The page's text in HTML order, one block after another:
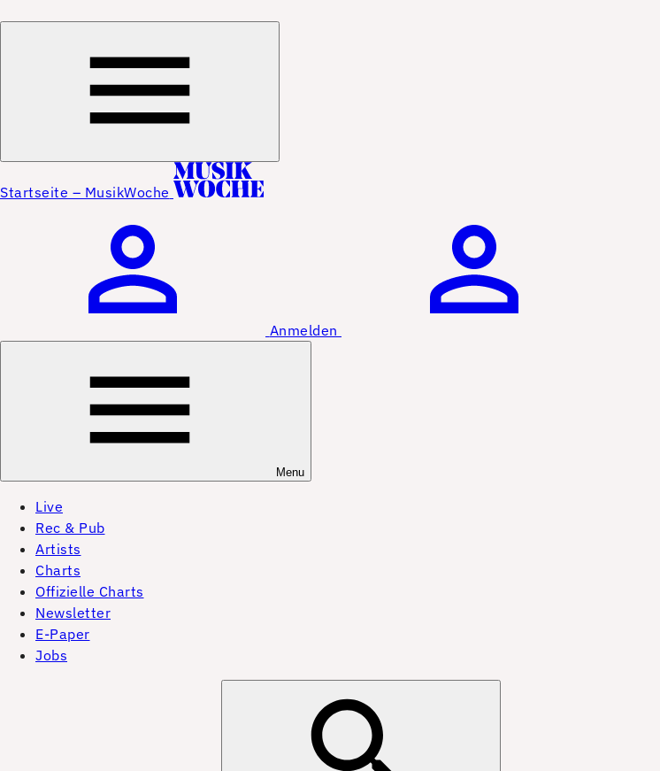
Startseite – MusikWoche
Anmelden
Menu
Live
Rec & Pub
Artists
Charts
Offizielle Charts
Newsletter
E-Paper
Jobs